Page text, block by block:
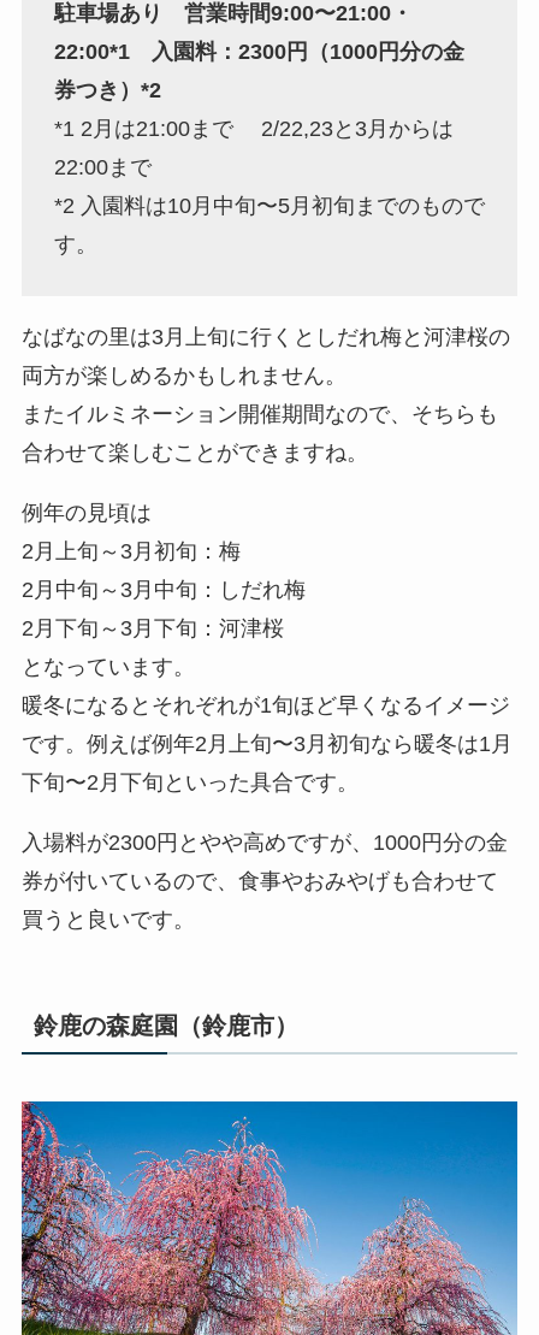
駐車場あり 営業時間9:00〜21:00・
22:00*1 入園料：2300円（1000円分の金
券つき）*2
*1 2月は21:00まで 2/22,23と3月からは
22:00まで
*2 入園料は10月中旬〜5月初旬までのもので
す。
なばなの里は3月上旬に行くとしだれ梅と河津桜の
両方が楽しめるかもしれません。
またイルミネーション開催期間なので、そちらも
合わせて楽しむことができますね。
例年の見頃は
2月上旬～3月初旬：梅
2月中旬～3月中旬：しだれ梅
2月下旬～3月下旬：河津桜
となっています。
暖冬になるとそれぞれが1旬ほど早くなるイメージ
です。例えば例年2月上旬〜3月初旬なら暖冬は1月
下旬〜2月下旬といった具合です。
入場料が2300円とやや高めですが、1000円分の金
券が付いているので、食事やおみやげも合わせて
買うと良いです。
鈴鹿の森庭園（鈴鹿市）